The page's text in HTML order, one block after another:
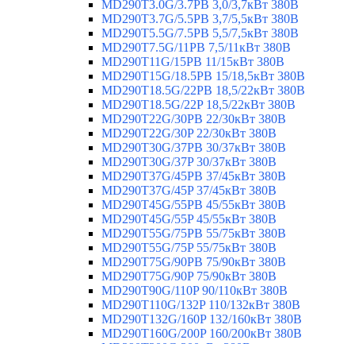
MD290T3.0G/3.7PB 3,0/3,7кВт 380В
MD290T3.7G/5.5PB 3,7/5,5кВт 380В
MD290T5.5G/7.5PB 5,5/7,5кВт 380В
MD290T7.5G/11PB 7,5/11кВт 380В
MD290T11G/15PB 11/15кВт 380В
MD290T15G/18.5PB 15/18,5кВт 380В
MD290T18.5G/22PB 18,5/22кВт 380В
MD290T18.5G/22P 18,5/22кВт 380В
MD290T22G/30PB 22/30кВт 380В
MD290T22G/30P 22/30кВт 380В
MD290T30G/37PB 30/37кВт 380В
MD290T30G/37P 30/37кВт 380В
MD290T37G/45PB 37/45кВт 380В
MD290T37G/45P 37/45кВт 380В
MD290T45G/55PB 45/55кВт 380В
MD290T45G/55P 45/55кВт 380В
MD290T55G/75PB 55/75кВт 380В
MD290T55G/75P 55/75кВт 380В
MD290T75G/90PB 75/90кВт 380В
MD290T75G/90P 75/90кВт 380В
MD290T90G/110P 90/110кВт 380В
MD290T110G/132P 110/132кВт 380В
MD290T132G/160P 132/160кВт 380В
MD290T160G/200P 160/200кВт 380В